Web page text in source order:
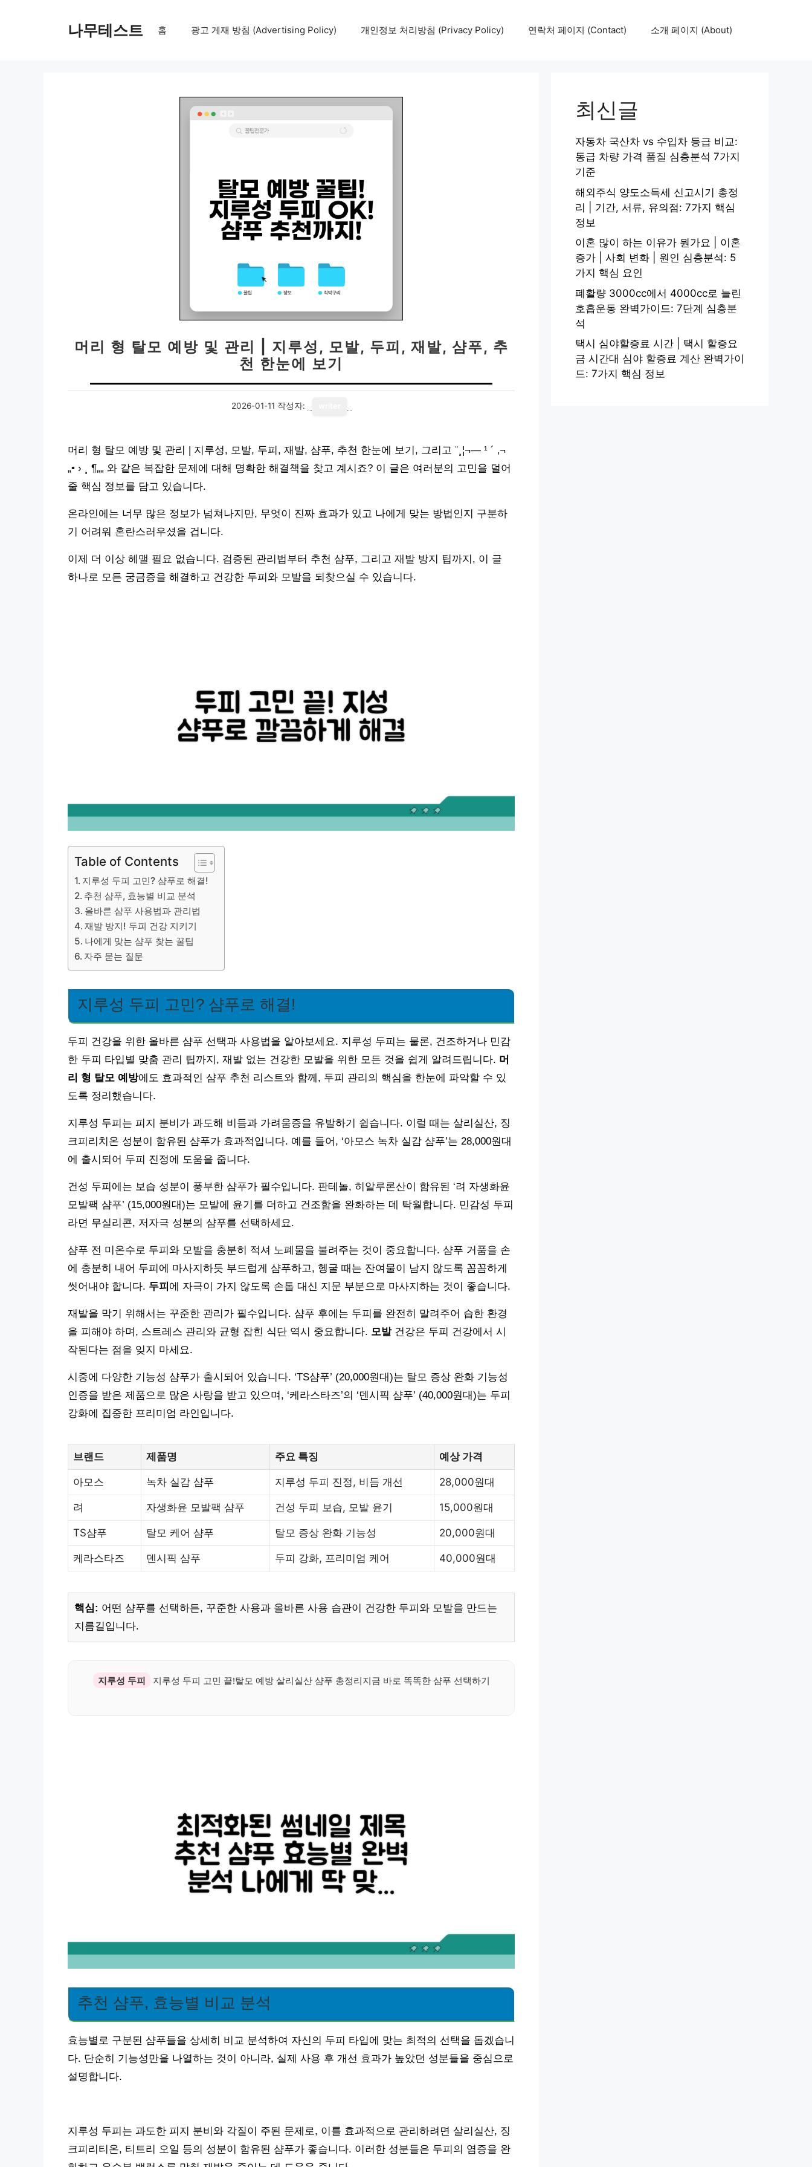
나무테스트 홈 광고 게재 방침 (Advertising Policy) 개인정보 처리방침 (Privacy Policy) 연락처 페이지 (Contact) 소개 페이지 (About)
머리 형 탈모 예방 및 관리 | 지루성, 모발, 두피, 재발, 샴푸, 추
천 한눈에 보기
2026-01-11 작성자:
머리 형 탈모 예방 및 관리 | 지루성, 모발, 두피, 재발, 샴푸, 추천 한눈에 보기, 그리고 ¨¸¦¬— ¹ ´ ‚¬
„• › ¸ ¶„„ 와 같은 복잡한 문제에 대해 명확한 해결책을 찾고 계시죠? 이 글은 여러분의 고민을 덜어
줄 핵심 정보를 담고 있습니다.
온라인에는 너무 많은 정보가 넘쳐나지만, 무엇이 진짜 효과가 있고 나에게 맞는 방법인지 구분하
기 어려워 혼란스러우셨을 겁니다.
이제 더 이상 헤맬 필요 없습니다. 검증된 관리법부터 추천 샴푸, 그리고 재발 방지 팁까지, 이 글
하나로 모든 궁금증을 해결하고 건강한 두피와 모발을 되찾으실 수 있습니다.
Table of Contents
지루성 두피 고민? 샴푸로 해결!
추천 샴푸, 효능별 비교 분석
올바른 샴푸 사용법과 관리법
재발 방지! 두피 건강 지키기
나에게 맞는 샴푸 찾는 꿀팁
자주 묻는 질문
지루성 두피 고민? 샴푸로 해결!
두피 건강을 위한 올바른 샴푸 선택과 사용법을 알아보세요. 지루성 두피는 물론, 건조하거나 민감
한 두피 타입별 맞춤 관리 팁까지, 재발 없는 건강한 모발을 위한 모든 것을 쉽게 알려드립니다. 머
리 형 탈모 예방에도 효과적인 샴푸 추천 리스트와 함께, 두피 관리의 핵심을 한눈에 파악할 수 있
도록 정리했습니다.
지루성 두피는 피지 분비가 과도해 비듬과 가려움증을 유발하기 쉽습니다. 이럴 때는 살리실산, 징
크피리치온 성분이 함유된 샴푸가 효과적입니다. 예를 들어, ‘아모스 녹차 실감 샴푸’는 28,000원대
에 출시되어 두피 진정에 도움을 줍니다.
건성 두피에는 보습 성분이 풍부한 샴푸가 필수입니다. 판테놀, 히알루론산이 함유된 ‘려 자생화윤
모발팩 샴푸’ (15,000원대)는 모발에 윤기를 더하고 건조함을 완화하는 데 탁월합니다. 민감성 두피
라면 무실리콘, 저자극 성분의 샴푸를 선택하세요.
샴푸 전 미온수로 두피와 모발을 충분히 적셔 노폐물을 불려주는 것이 중요합니다. 샴푸 거품을 손
에 충분히 내어 두피에 마사지하듯 부드럽게 샴푸하고, 헹굴 때는 잔여물이 남지 않도록 꼼꼼하게
씻어내야 합니다. 두피 에 자극이 가지 않도록 손톱 대신 지문 부분으로 마사지하는 것이 좋습니다.
재발을 막기 위해서는 꾸준한 관리가 필수입니다. 샴푸 후에는 두피를 완전히 말려주어 습한 환경
을 피해야 하며, 스트레스 관리와 균형 잡힌 식단 역시 중요합니다. 모발건강은 두피 건강에서 시
작된다는 점을 잊지 마세요.
시중에 다양한 기능성 샴푸가 출시되어 있습니다. ‘TS샴푸’ (20,000원대)는 탈모 증상 완화 기능성
인증을 받은 제품으로 많은 사랑을 받고 있으며, ‘케라스타즈’의 ‘덴시픽 샴푸’ (40,000원대)는 두피
강화에 집중한 프리미엄 라인입니다.
브랜드 제품명 주요 특징 예상 가격
아모스 녹차 실감 샴푸 지루성 두피 진정, 비듬 개선 28,000원대
려 자생화윤 모발팩 샴푸 건성 두피 보습, 모발 윤기 15,000원대
TS샴푸 탈모 케어 샴푸 탈모 증상 완화 기능성 20,000원대
케라스타즈 덴시픽 샴푸 두피 강화, 프리미엄 케어 40,000원대
핵심: 어떤 샴푸를 선택하든, 꾸준한 사용과 올바른 사용 습관이 건강한 두피와 모발을 만드는
지름길입니다.
지루성 두피 지루성 두피 고민 끝!탈모 예방 살리실산 샴푸 총정리지금 바로 똑똑한 샴푸 선택하기
추천 샴푸, 효능별 비교 분석
효능별로 구분된 샴푸들을 상세히 비교 분석하여 자신의 두피 타입에 맞는 최적의 선택을 돕겠습니
다. 단순히 기능성만을 나열하는 것이 아니라, 실제 사용 후 개선 효과가 높았던 성분들을 중심으로
설명합니다.
지루성 두피는 과도한 피지 분비와 각질이 주된 문제로, 이를 효과적으로 관리하려면 살리실산, 징
크피리티온, 티트리 오일 등의 성분이 함유된 샴푸가 좋습니다. 이러한 성분들은 두피의 염증을 완
최신글
자동차 국산차 vs 수입차 등급 비교:
동급 차량 가격 품질 심층분석 7가지
기준
해외주식 양도소득세 신고시기 총정
리 | 기간, 서류, 유의점: 7가지 핵심
정보
이혼 많이 하는 이유가 뭔가요 | 이혼
증가 | 사회 변화 | 원인 심층분석: 5
가지 핵심 요인
폐활량 3000cc에서 4000cc로 늘린
호흡운동 완벽가이드: 7단계 심층분
석
택시 심야할증료 시간 | 택시 할증요
금 시간대 심야 할증료 계산 완벽가이
드: 7가지 핵심 정보